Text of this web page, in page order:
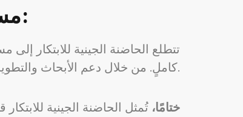
مستقبل الطب التجديدي مع الحاضنة الجينية:
تتطلع الحاضنة الجينية للابتكار
كاملٍ. من خلال دعم الأبحاث والتطوير، تُمهد الحاضنة الطريق لعصرٍ جديدٍ من الطب، حيث يُمكن للأفراد أن يعيشوا حياةً أطول وأكثر صحة.
ختامًا، تُمثل الحاضنة الجينية